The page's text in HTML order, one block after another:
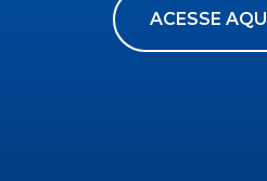
ACESSE AQUI